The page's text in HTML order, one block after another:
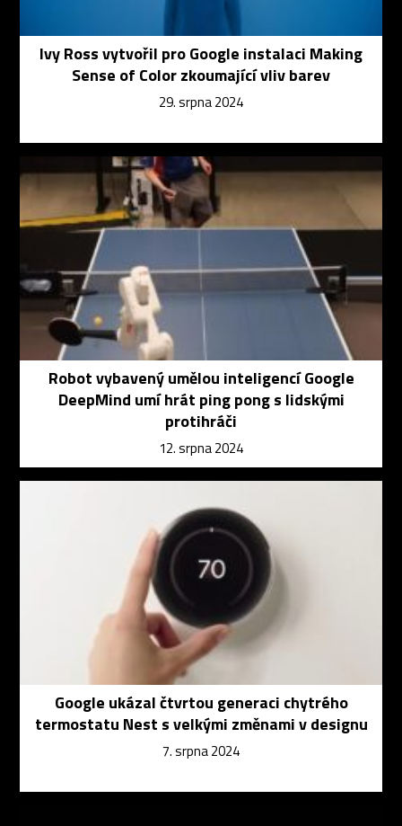
Ivy Ross vytvořil pro Google instalaci Making
Sense of Color zkoumající vliv barev
29. srpna 2024
Robot vybavený umělou inteligencí Google
DeepMind umí hrát ping pong s lidskými
protihráči
12. srpna 2024
Google ukázal čtvrtou generaci chytrého
termostatu Nest s velkými změnami v designu
7. srpna 2024